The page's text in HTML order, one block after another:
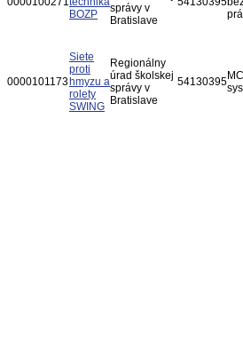
BOZP
správy v
Bratislave
0000101173
Siete
proti
hmyzu a
rolety
SWING
Regionálny
úrad školskej
správy v
Bratislave
54130395